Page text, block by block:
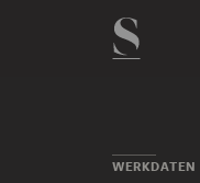
WERKDATEN